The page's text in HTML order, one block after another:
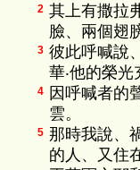
2 其上有撒拉
臉、兩個翅
3 彼此呼喊說
華‧他的榮光
4
因呼喊者的
雲。
5 那時我說、
的人、又住